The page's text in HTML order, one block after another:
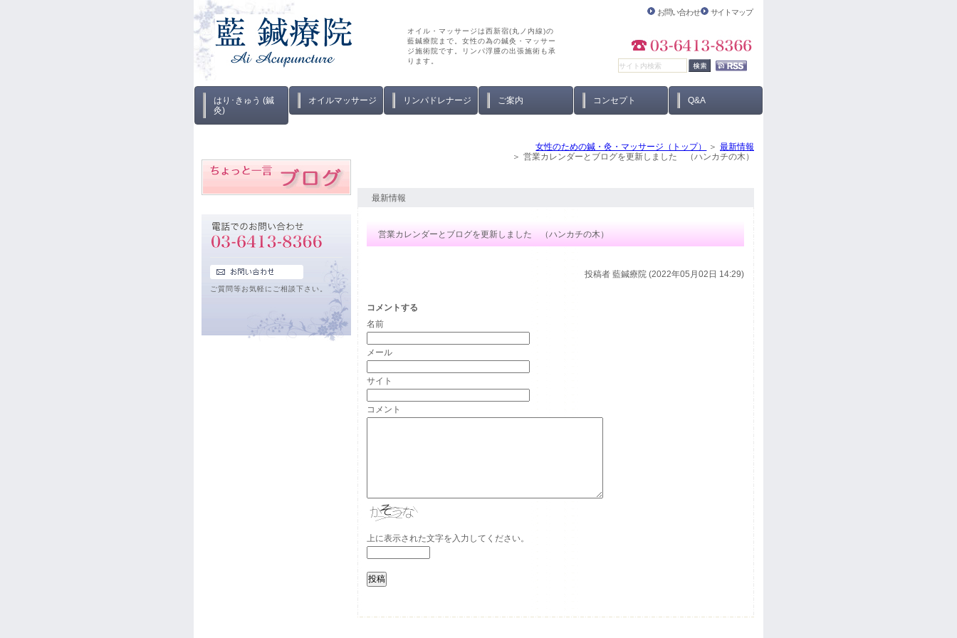
オイル・マッサージは西新宿(丸ノ内線)の
藍鍼療院まで。女性の為の鍼灸・マッサー
ジ施術院です。リンパ浮腫の出張施術も承
ります。
お問い合わせ サイトマップ
はり･きゅう (鍼
灸)
オイルマッサージ リンパドレナージ ご案内 コンセプト Q&A
女性のための鍼・灸・マッサージ（トップ）
最新情報
営業カレンダーとブログを更新しました （ハンカチの木）
最新情報
営業カレンダーとブログを更新しました （ハンカチの木）
投稿者 藍鍼療院 (2022年05月02日 14:29)
コメントする
名前
メール
サイト
上に表示された文字を入力してください。
コメント
ご質問等お気軽にご相談下さい。